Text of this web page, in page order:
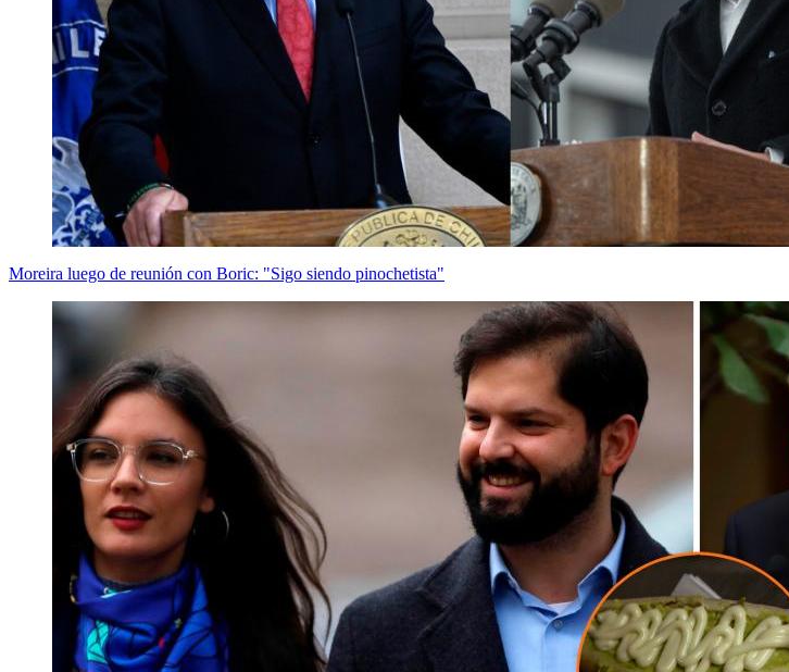
Moreira luego de reunión con Boric: "Sigo siendo pinochetista"